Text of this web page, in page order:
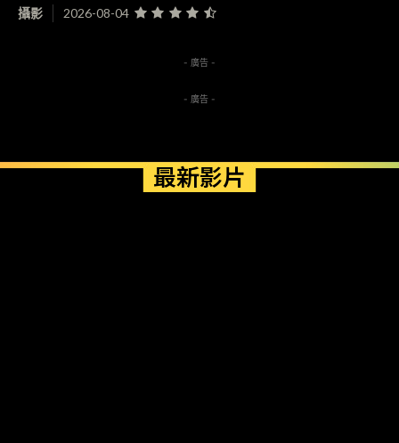
攝影 2026-08-04
- 廣告 -
- 廣告 -
最新影片